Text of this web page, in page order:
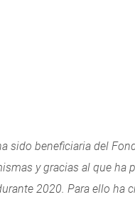
sido beneficiaria del
y gracias al que ha
2020. Para ello ha